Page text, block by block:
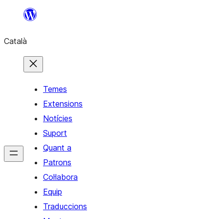
contingut
Català
Temes
Extensions
Notícies
Suport
Quant a
Patrons
Col·labora
Equip
Traduccions